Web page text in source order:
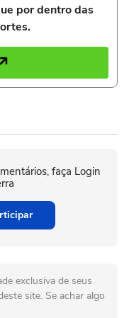
por dentro das
faça Login
exclusiva de seus
site. Se achar algo